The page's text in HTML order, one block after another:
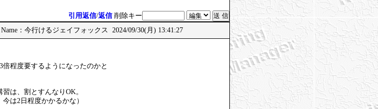
引用返信/返信 削除キー
Name：今行けるジェイフォックス 2024/09/30(月) 13:41:27
程度要するようになったのかと
は、割とすんなりOK。
は2日程度かかるかな）